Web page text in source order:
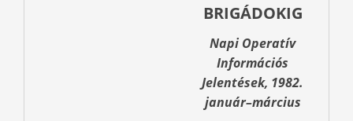
BRIGÁDOKIG
Napi Operatív
Információs
Jelentések, 1982.
január–március